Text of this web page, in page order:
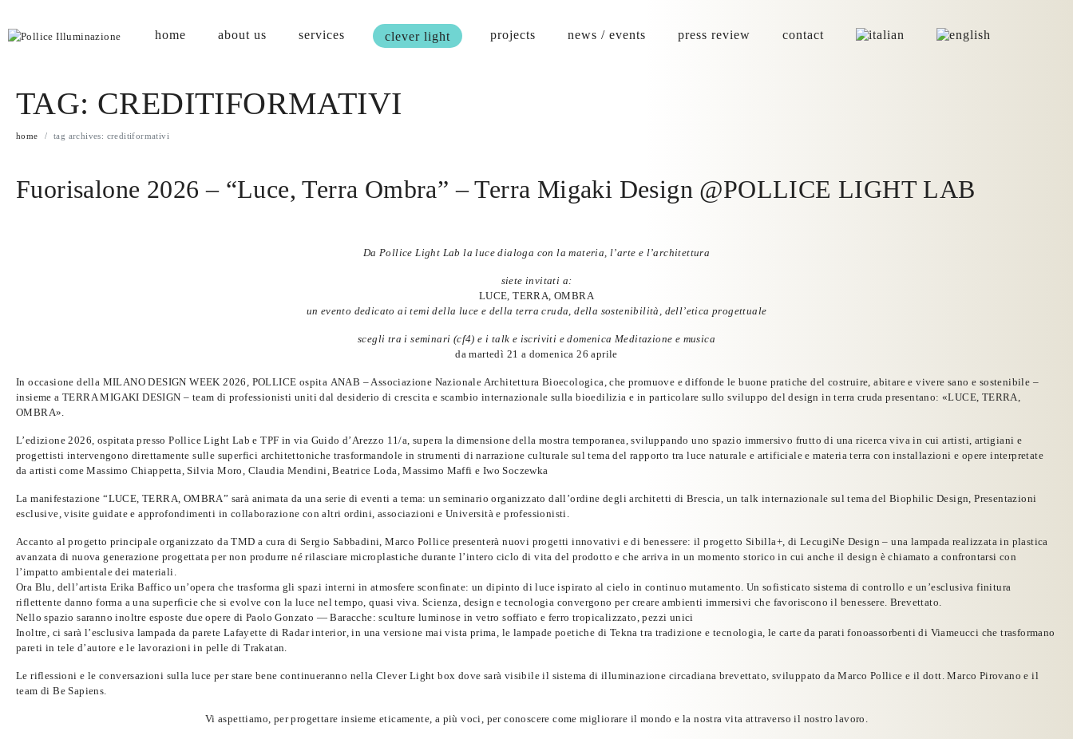
home about us services clever light projects news / events press review contact
TAG: CREDITIFORMATIVI
home tag archives: creditiformativi
Fuorisalone 2026 – “Luce, Terra Ombra” – Terra Migaki Design @POLLICE LIGHT LAB
Da Pollice Light Lab la luce dialoga con la materia, l’arte e l’architettura
siete invitati a:
LUCE, TERRA, OMBRA
un evento dedicato ai temi della luce e della terra cruda, della sostenibilità, dell’etica progettuale
scegli tra i seminari (cf4) e i talk e iscriviti e domenica Meditazione e musica
da martedì 21 a domenica 26 aprile
In occasione della MILANO DESIGN WEEK 2026, POLLICE ospita ANAB – Associazione Nazionale Architettura Bioecologica, che promuove e diffonde le buone pratiche del costruire, abitare e vivere sano e sostenibile –
insieme a TERRA MIGAKI DESIGN – team di professionisti uniti dal desiderio di crescita e scambio internazionale sulla bioedilizia e in particolare sullo sviluppo del design in terra crudapresentano:«LUCE, TERRA,
OMBRA».
L’edizione 2026, ospitata pressoPollice Light Lab eTPF in via Guido d’Arezzo 11/a, supera la dimensione della mostra temporanea, sviluppandouno spazio immersivo frutto di una ricerca viva in cui artisti, artigiani e
progettisti intervengono direttamente sulle superfici architettoniche trasformandole instrumenti di narrazione culturale sul tema del rapporto tra luce naturale e artificiale e materia terra con installazioni e opereinterpretate
da artisti comeMassimo Chiappetta, Silvia Moro, Claudia Mendini, Beatrice Loda, Massimo Maffie Iwo Soczewka
La manifestazione “LUCE, TERRA, OMBRA” sarà animata da una serie di eventi a tema:un seminario organizzato dall’ordine degli architetti di Brescia, un talk internazionale sul tema del Biophilic Design, Presentazioni
esclusive,visite guidate e approfondimenti in collaborazione con altri ordini, associazioni e Università e professionisti.
Accanto al progetto principale organizzato da TMD a cura di Sergio Sabbadini,Marco Pollice presenterà nuovi progetti innovativi e di benessere: il progetto Sibilla+, diLecugiNe Design – una lampada realizzata in plastica
avanzata di nuova generazione progettata per non produrre né rilasciare microplastiche durante l’intero ciclo di vita del prodotto e che arriva in un momento storico in cui anche il design è chiamato a confrontarsi con
l’impatto ambientale dei materiali.
Ora Blu, dell’artista Erika Baffico un’opera che trasforma gli spazi interni in atmosfere sconfinate: un dipinto di luce ispirato al cielo in continuo mutamento. Un sofisticato sistema di controllo e un’esclusiva finitura
riflettente danno forma a una superficie che si evolve con la luce nel tempo, quasi viva. Scienza, design e tecnologia convergono per creare ambienti immersivi che favoriscono il benessere. Brevettato.
Nello spazio saranno inoltre esposte due opere di Paolo Gonzato — Baracche: sculture luminose in vetro soffiato e ferro tropicalizzato, pezzi unici
Inoltre, ci sarà l’esclusiva lampada da parete Lafayette di Radar interior, in una versione mai vista prima, le lampade poetiche di Tekna tra tradizione e tecnologia, le carte da parati fonoassorbenti di Viameucci che trasformano
pareti in tele d’autore e le lavorazioni in pelle diTrakatan.
Le riflessioni e le conversazioni sulla luce per stare bene continueranno nella Clever Light box dove sarà visibile il sistema diilluminazione circadiana brevettato, sviluppato da Marco Pollice e il dott. Marco Pirovano e il
team di Be Sapiens.
Vi aspettiamo, per progettare insieme eticamente, a più voci, per conoscere come migliorare il mondo e la nostra vita attraverso il nostro lavoro.